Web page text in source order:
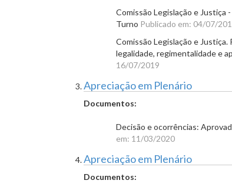
Comissão Legislação e Justiça
Turno Publicado em: 04/07/
Comissão Legislação e
legalidade, regimentalidade e
16/07/2019
Apreciação em Plenário
Documentos:
Decisão e ocorrências:
em: 11/03/2020
Apreciação em Plenário
Documentos: